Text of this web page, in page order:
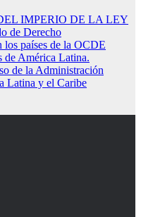
IMPERIO DE LA LEY
de Derecho
los países de la OCDE
de América Latina.
de la Administración
Latina y el Caribe